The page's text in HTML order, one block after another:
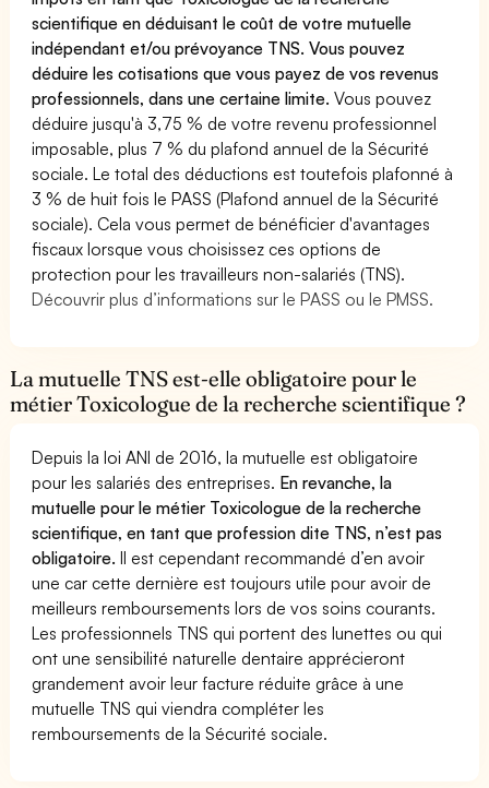
scientifique en déduisant le coût de votre mutuelle
indépendant et/ou prévoyance TNS. Vous pouvez
déduire les cotisations que vous payez de vos revenus
professionnels, dans une certaine limite.Vous pouvez
déduire jusqu'à 3,75 % de votre revenu professionnel
imposable, plus 7 % du plafond annuel de la Sécurité
sociale. Le total des déductions est toutefois plafonné à
3 % de huit fois le PASS (Plafond annuel de la Sécurité
sociale). Cela vous permet de bénéficier d'avantages
fiscaux lorsque vous choisissez ces options de
protection pour les travailleurs non-salariés (TNS).
Découvrir plus d’informations sur le PASS ou le PMSS.
La mutuelle TNS est-elle obligatoire pour le
métier Toxicologue de la recherche scientifique ?
Depuis la loi ANI de 2016, la mutuelle est obligatoire
pour les salariés des entreprises. En revanche, la
mutuelle pour le métier Toxicologue de la recherche
scientifique, en tant que profession dite TNS, n’est pas
obligatoire.Il est cependant recommandé d’en avoir
une car cette dernière est toujours utile pour avoir de
meilleurs remboursements lors de vos soins courants.
Les professionnels TNS qui portent des lunettes ou qui
ont une sensibilité naturelle dentaire apprécieront
grandement avoir leur facture réduite grâce à une
mutuelle TNS qui viendra compléter les
remboursements de la Sécurité sociale.